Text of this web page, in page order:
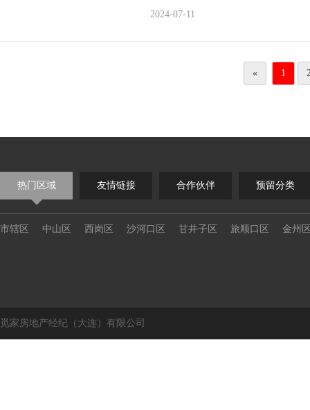
2024-07-11
« 1
热门区域 友情链接 合作伙伴 预留分类
市辖区 中山区 西岗区 沙河口区 甘井子区 旅顺口区 金州
觅家房地产经纪（大连）有限公司